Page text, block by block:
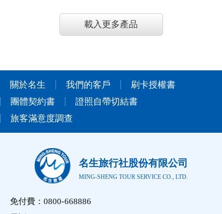
載入更多產品
關於名生 我們的客戶
刷卡授權書
團體契約書
證照自帶切結書
旅客滿意度調查
名生旅行社股份有限公司
MING-SHENG TOUR SERVICE CO., LTD.
免付費：0800-668886